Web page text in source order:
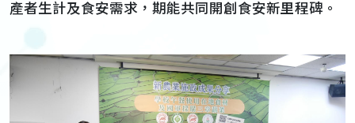
產者生計及食安需求，期能共同開創食安新里程碑。